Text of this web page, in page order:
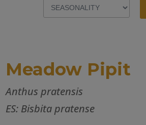
Meadow Pipit
Anthus pratensis
ES: Bisbita pratense